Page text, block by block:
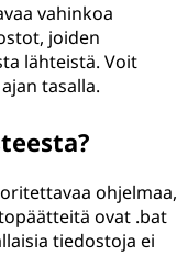
vahinkoa
joiden
lähteistä. Voit
tasalla.
ohjelmaa,
ovat .bat
tiedostoja ei